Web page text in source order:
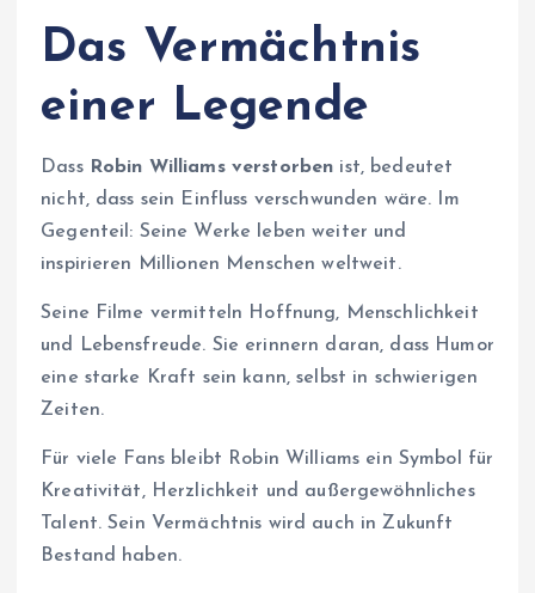
Das Vermächtnis
einer Legende
Dass Robin Williams verstorben ist, bedeutet
nicht, dass sein Einfluss verschwunden wäre. Im
Gegenteil: Seine Werke leben weiter und
inspirieren Millionen Menschen weltweit.
Seine Filme vermitteln Hoffnung, Menschlichkeit
und Lebensfreude. Sie erinnern daran, dass Humor
eine starke Kraft sein kann, selbst in schwierigen
Zeiten.
Für viele Fans bleibt Robin Williams ein Symbol für
Kreativität, Herzlichkeit und außergewöhnliches
Talent. Sein Vermächtnis wird auch in Zukunft
Bestand haben.